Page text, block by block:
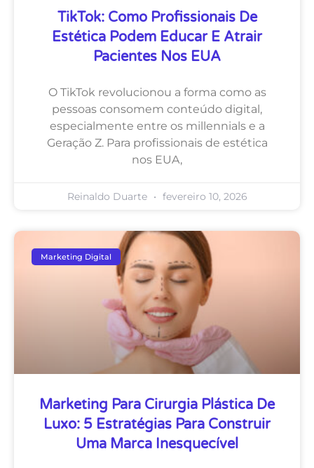
TikTok: Como Profissionais De
Estética Podem Educar E Atrair
Pacientes Nos EUA
O TikTok revolucionou a forma como as
pessoas consomem conteúdo digital,
especialmente entre os millennials e a
Geração Z. Para profissionais de estética
nos EUA,
Reinaldo Duarte fevereiro 10, 2026
Marketing Digital
Marketing Para Cirurgia Plástica De
Luxo: 5 Estratégias Para Construir
Uma Marca Inesquecível